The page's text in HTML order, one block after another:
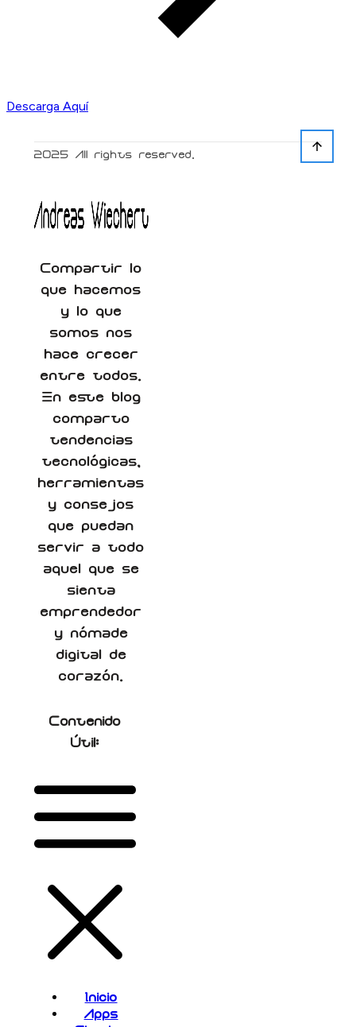
Descarga Aquí
Compartir lo
que hacemos
y lo que
somos nos
hace crecer
entre todos.
En este blog
comparto
tendencias
tecnológicas,
herramientas
y consejos
que puedan
servir a todo
aquel que se
sienta
emprendedor
y nómade
digital de
corazón.
Contenido
Útil:
Inicio
Apps
2025 All rights reserved.